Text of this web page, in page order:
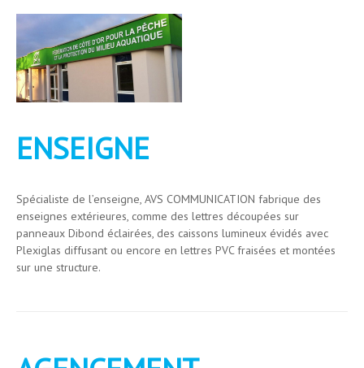
ENSEIGNE
Spécialiste de l’enseigne, AVS COMMUNICATION fabrique des
enseignes extérieures, comme des lettres découpées sur
panneaux Dibond éclairées, des caissons lumineux évidés avec
Plexiglas diffusant ou encore en lettres PVC fraisées et montées
sur une structure.